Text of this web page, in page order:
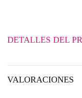
DETALLES DEL
VALORACIONES